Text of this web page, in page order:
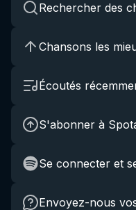
Rechercher des
Chansons les
Écoutés
S'abonner à
Se connecter et
Envoyez-nous